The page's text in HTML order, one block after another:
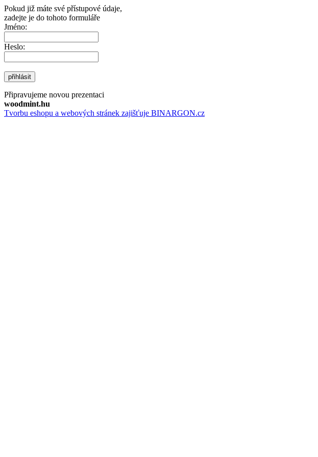
Pokud již máte své přístupové údaje,
zadejte je do tohoto formuláře
Jméno:
Heslo:
přihlásit
Připravujeme novou prezentaci
woodmint.hu
Tvorbu eshopu a webových stránek zajišťuje BINARGON.cz